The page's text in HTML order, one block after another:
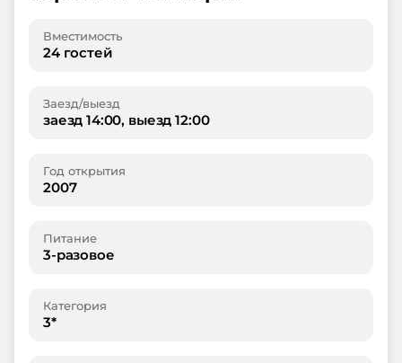
Вместимость
24 гостей
Заезд/выезд
заезд 14:00, выезд 12:00
Год открытия
2007
Питание
3-разовое
Категория
3*